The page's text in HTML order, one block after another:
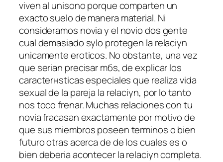
viven al uni­sono porque comparten un
exacto suelo de manera material. Ni
consideramos novia y el novio dos gente
cual demasiado sуlo protegen la relaciуn
unicamente eroticos. No obstante, una vez
que serian precisar mбs, de explicar los
caracterнsticas especiales que realiza vida
sexual de la pareja la relaciуn, por lo tanto
nos toco frenar. Muchas relaciones con tu
novia fracasan exactamente por motivo de
que sus miembros poseen terminos o bien
futuro otras acerca de de los cuales es o
bien deberia acontecer la relaciуn completa.